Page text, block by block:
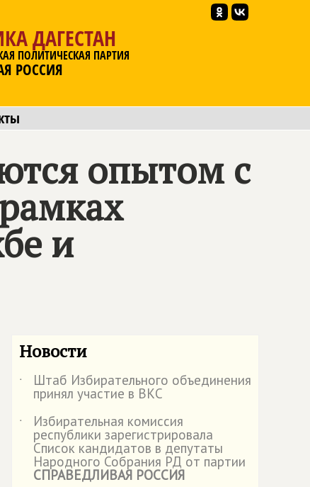
ДАГЕСТАН
ПОЛИТИЧЕСКАЯ ПАРТИЯ
РОССИЯ
опытом с
и
Новости
˙ Штаб Избирательного объединения
принял участие в ВКС
˙
Избирательная комиссия
республики зарегистрировала
Список кандидатов в депутаты
Народного Собрания РД от партии
СПРАВЕДЛИВАЯ РОССИЯ